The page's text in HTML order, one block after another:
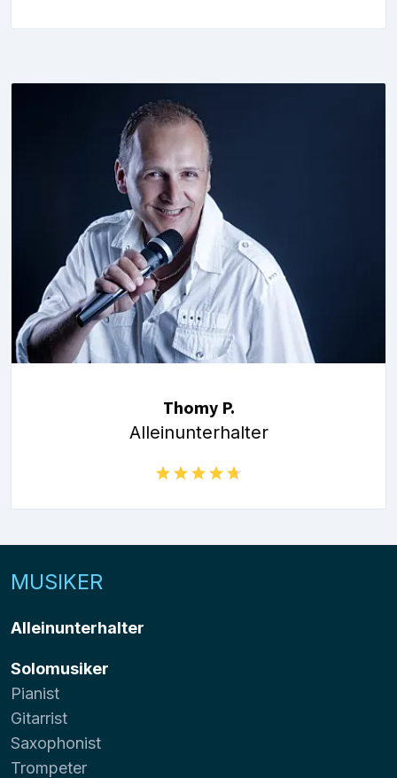
Thomy P.
Alleinunterhalter
MUSIKER
Alleinunterhalter
Solomusiker
Pianist
Gitarrist
Saxophonist
Trompeter